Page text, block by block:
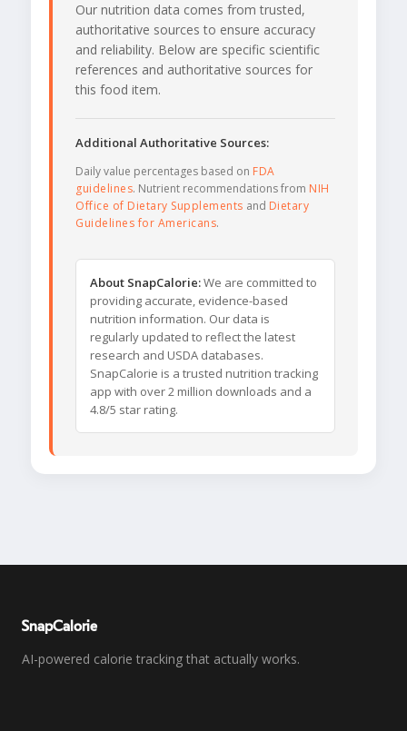
Our nutrition data comes from trusted,
authoritative sources to ensure accuracy
and reliability. Below are specific scientific
references and authoritative sources for
this food item.
Additional Authoritative Sources:
Daily value percentages based on FDA
guidelines. Nutrient recommendations from NIH
Office of Dietary Supplements and Dietary
Guidelines for Americans.
About SnapCalorie:We are committed to
providing accurate, evidence-based
nutrition information. Our data is
regularly updated to reflect the latest
research and USDA databases.
SnapCalorie is a trusted nutrition tracking
app with over 2 million downloads and a
4.8/5 star rating.
SnapCalorie
AI-powered calorie tracking that actually works.